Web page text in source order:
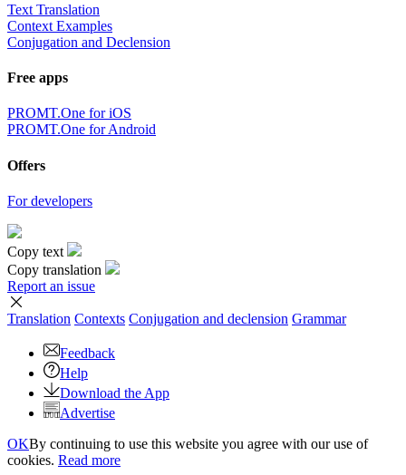
Text Translation
Context Examples
Conjugation and Declension
Free apps
PROMT.One for iOS
PROMT.One for Android
Offers
For developers
Copy text
Copy translation
Report an issue
Translation Contexts Conjugation and declension Grammar
Feedback
Help
Download the App
Advertise
OKBy continuing to use this website you agree with our use of
cookies. Read more